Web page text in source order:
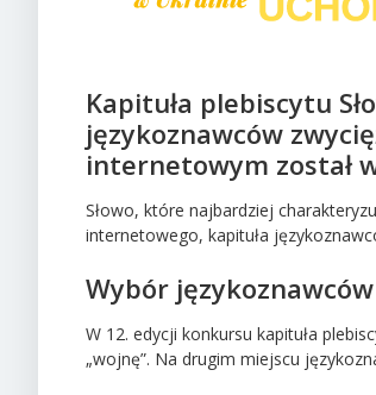
Kapituła plebiscytu
językoznawców
internetowym został
Słowo, które najbardziej
internetowego, kapituła
Wybór językoznawców
W 12. edycji konkursu kapituła
„wojnę”. Na drugim miejscu